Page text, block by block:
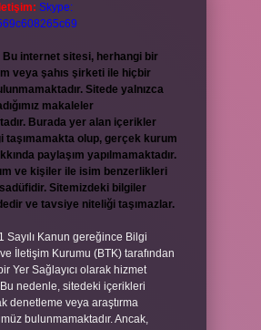
Skype:
Bu internet sitesi, herhangi bir
veya şahıs şirketi ile hiçbir
Sitede yalnızca
makaleler
Burada yer alan içerikler
taşımamakta olup, gerçek kurum
paylaşım yapılmamaktadır.
ve kişiler ile isim benzerlikleri
Sitemizdeki bilgiler
ve tavsiye niteliği taşımazlar.
Sayılı Kanun gereğince Bilgi
İletişim Kurumu (BTK) tarafından
Yer Sağlayıcı olarak hizmet
nedenle, sitedeki içerikleri
denetleme veya araştırma
bulunmamaktadır. Ancak,